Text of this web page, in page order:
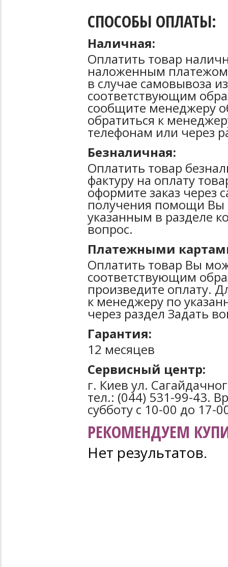
СПОСОБЫ ОПЛАТЫ:
Наличная:
Оплатить товар
наложенным
в случае самовывоза
соответствующим
сообщите менеджеру
обратиться к
телефонам или через
Безналичная:
Оплатить товар
фактуру на оплату
оформите заказ через
получения помощи Вы
указанным в разделе
вопрос.
Платежными
Оплатить товар Вы
соответствующим
произведите оплату.
к менеджеру по
через раздел Задать
Гарантия:
12 месяцев
Сервисный центр:
г. Киев ул.
тел.: (044) 531-99-43.
субботу с 10-00 до 17-
РЕКОМЕНДУЕМ
Нет результатов.